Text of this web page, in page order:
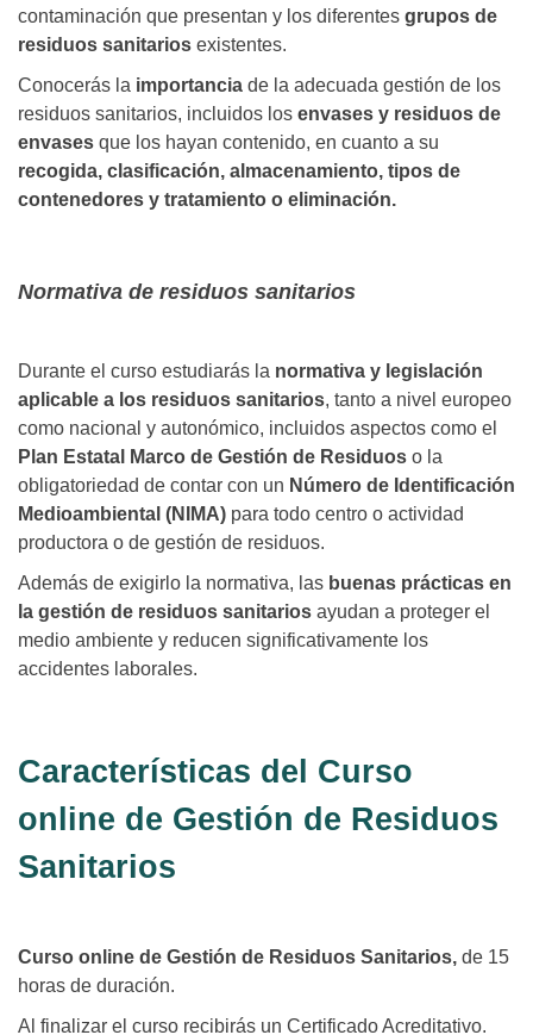
contaminación que presentan y los diferentes grupos de
residuos sanitarios existentes.
Conocerás la importancia de la adecuada gestión de los
residuos sanitarios, incluidos los envases y residuos de
envases que los hayan contenido, en cuanto a su
recogida, clasificación, almacenamiento, tipos de
contenedores y tratamiento o eliminación.
Normativa de residuos sanitarios
Durante el curso estudiarás la normativa y legislación
aplicable a los residuos sanitarios, tanto a nivel europeo
como nacional y autonómico, incluidos aspectos como el
Plan Estatal Marco de Gestión de Residuos o la
obligatoriedad de contar con un Número de Identificación
Medioambiental (NIMA) para todo centro o actividad
productora o de gestión de residuos.
Además de exigirlo la normativa, las buenas prácticas en
la gestión de residuos sanitarios ayudan a proteger el
medio ambiente y reducen significativamente los
accidentes laborales.
Características del Curso
online de Gestión de Residuos
Sanitarios
Curso online de Gestión de Residuos Sanitarios, de 15
horas de duración.
Al finalizar el curso recibirás un Certificado Acreditativo.